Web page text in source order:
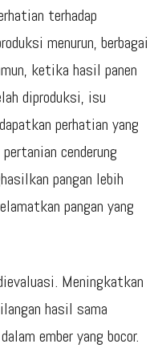
terhadap
menurun, berbagai
ketika hasil panen
diproduksi, isu
perhatian yang
cenderung
pangan lebih
pangan yang
Meningkatkan
hasil sama
ember yang bocor.